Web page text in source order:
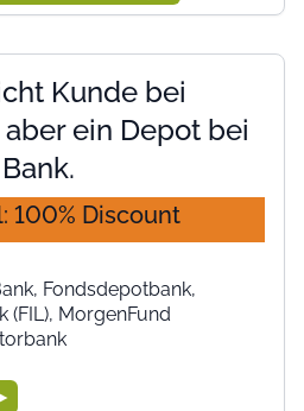
Kunde bei
ein Depot bei
100% Discount
Fondsdepotbank,
(FIL), MorgenFund